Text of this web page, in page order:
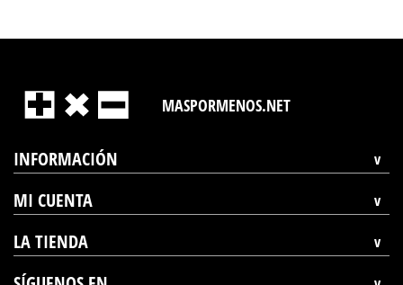
MASPORMENOS.NET
INFORMACIÓN
MI CUENTA
LA TIENDA